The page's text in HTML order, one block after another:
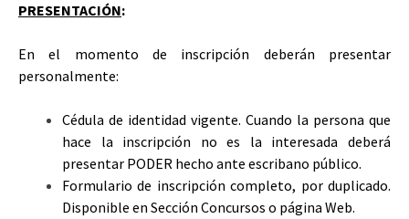
PRESENTACIÓN:
En el momento de inscripción deberán presentar
personalmente:
Cédula de identidad vigente. Cuando la persona que
hace la inscripción no es la interesada deberá
presentar PODER hecho ante escribano público.
Formulario de inscripción completo, por duplicado.
Disponible en Sección Concursos o página Web.